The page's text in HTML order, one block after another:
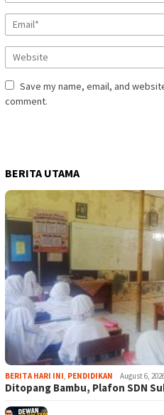
Save my name, email, and
comment.
BERITA UTAMA
BERITA HARI INI, PENDIDIKAN August 6,
Ditopang Bambu, Plafon SDN